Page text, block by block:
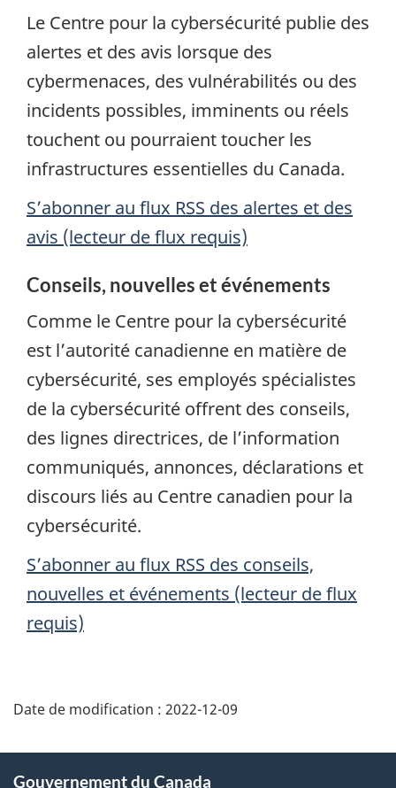
Le Centre pour la cybersécurité publie des
alertes et des avis lorsque des
cybermenaces, des vulnérabilités ou des
incidents possibles, imminents ou réels
touchent ou pourraient toucher les
infrastructures essentielles du Canada.
S’abonner au flux RSS des alertes et des
avis (lecteur de flux requis)
Conseils, nouvelles et événements
Comme le Centre pour la cybersécurité
est l’autorité canadienne en matière de
cybersécurité, ses employés spécialistes
de la cybersécurité offrent des conseils,
des lignes directrices, de l’information
communiqués, annonces, déclarations et
discours liés au Centre canadien pour la
cybersécurité.
S’abonner au flux RSS des conseils,
nouvelles et événements (lecteur de flux
requis)
Date de modification : 2022-12-09
Gouvernement du Canada